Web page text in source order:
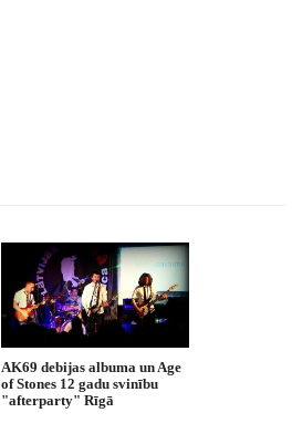
AK69 debijas albuma un Age
of Stones 12 gadu svinību
"afterparty" Rīgā